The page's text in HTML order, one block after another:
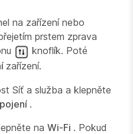
na zařízení nebo
prstem zprava
knoflík. Poté
zařízení.
Síť a služba a klepněte
.
na Wi-Fi . Pokud